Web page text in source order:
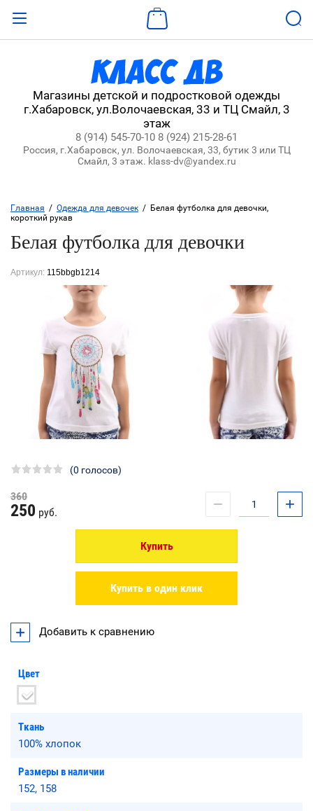
ВХОД В КАБИНЕТ
Логин:
Пароль:
Магазины детской и подростковой одежды
г.Хабаровск, ул.Волочаевская, 33 и ТЦ Смайл, 3
этаж
8 (914) 545-70-10 8 (924) 215-28-61
Россия, г.Хабаровск, ул. Волочаевская, 33, бутик 3 или ТЦ
Смайл, 3 этаж. klass-dv@yandex.ru
Главная
  /
Одежда для девочек
  /  Белая футболка для девочки,
короткий рукав
Белая футболка для девочки
Артикул: 115bbgb1214
(0 голосов)
360
250 руб. − +
Купить
Купить в один клик
Добавить к сравнению
Цвет
Ткань
100% хлопок
Размеры в наличии
152, 158